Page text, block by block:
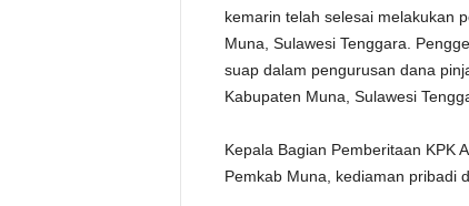
kemarin telah selesai melakukan
Muna, Sulawesi Tenggara.
suap dalam pengurusan dana
Kabupaten Muna, Sulawesi
Kepala Bagian Pemberitaan KPK
Pemkab Muna, kediaman pribadi